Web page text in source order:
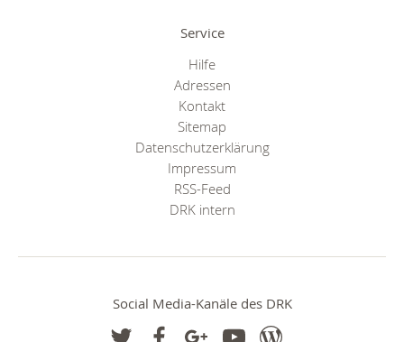
Service
Hilfe
Adressen
Kontakt
Sitemap
Datenschutzerklärung
Impressum
RSS-Feed
DRK intern
Social Media-Kanäle des DRK